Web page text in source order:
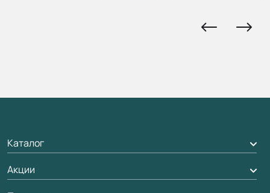
Каталог
Межкомнатные двери
Акции